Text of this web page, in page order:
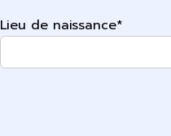
Lieu de naissance*